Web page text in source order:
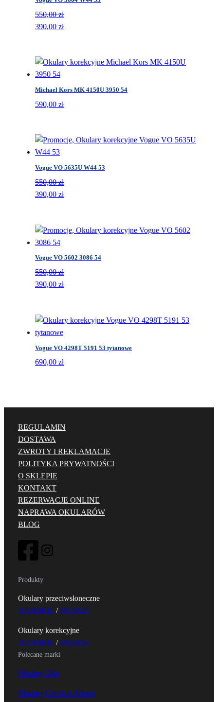
550,00zł
Pierwotna
550,00 zł.
390,00 złAktualna
390,00 zł.
Michael Kors MK 4150U 3950 54
590,00 zł
Vogue VO 5635U W44 53
550,00zł
Pierwotna
550,00 zł.
390,00 złAktualna
390,00 zł.
Vogue VO 5602 3086 54
550,00zł
Pierwotna
550,00 zł.
390,00 złAktualna
390,00 zł.
Vogue VO 4298T 5191 53 tytanowe
690,00 zł
REGULAMIN
DOSTAWA
ZWROTY I REKLAMACJE
POLITYKA PRYWATNOŚCI
O SKLEPIE
KONTAKT
REZERWACJE ONLINE
NAPRAWA OKULARÓW
BLOG
Produkty
Okulary przeciwsłoneczne
DAMSKIE /MĘSKIE
Okulary korekcyjne
DAMSKIE /MĘSKIE
Polecane marki
Okulary Dita
Okulary Caroline Abram